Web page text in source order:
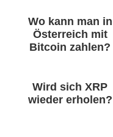
Wo kann man in
Österreich mit
Bitcoin zahlen?
Wird sich XRP
wieder erholen?